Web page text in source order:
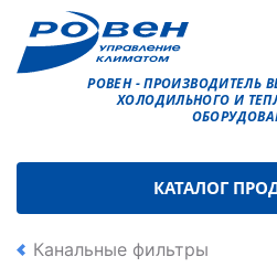
РОВЕН - ПРОИЗВОДИТЕЛЬ
ХОЛОДИЛЬНОГО И
КАТАЛОГ
Канальные фильтры